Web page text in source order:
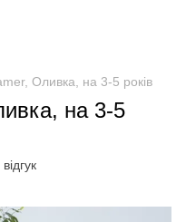
Оливка, на 3-5 років
на 3-5